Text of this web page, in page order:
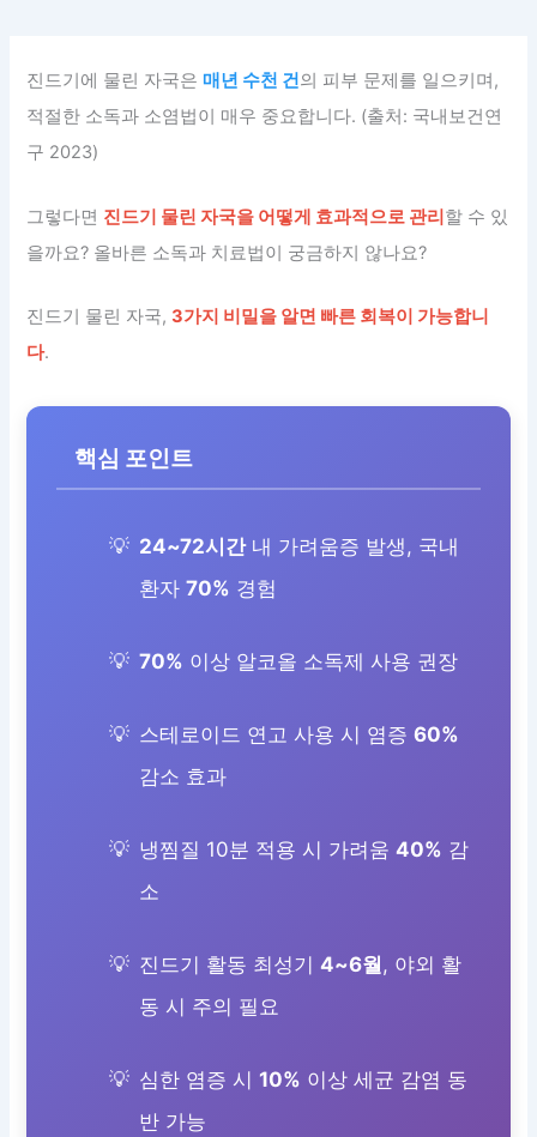
진드기에 물린 자국은매년 수천 건의 피부 문제를 일으키며,
적절한 소독과 소염법이 매우 중요합니다. (출처: 국내보건연
구 2023)
그렇다면 진드기 물린 자국을 어떻게 효과적으로 관리할 수 있
을까요? 올바른 소독과 치료법이 궁금하지 않나요?
진드기 물린 자국,3가지 비밀을 알면 빠른 회복이 가능합니
다.
핵심 포인트
24~72시간내 가려움증 발생, 국내
환자70% 경험
70% 이상 알코올 소독제 사용 권장
스테로이드 연고 사용 시 염증60%
감소 효과
냉찜질 10분 적용 시 가려움40% 감
소
진드기 활동 최성기4~6월 , 야외 활
동 시 주의 필요
심한 염증 시 10% 이상 세균 감염 동
반 가능